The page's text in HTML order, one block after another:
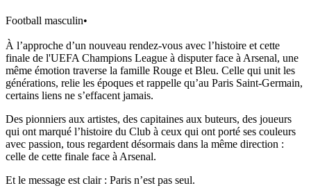
Football masculin•
À l’approche d’un nouveau rendez-vous avec l’histoire et cette
finale de l'UEFA Champions League à disputer face à Arsenal, une
même émotion traverse la famille Rouge et Bleu. Celle qui unit les
générations, relie les époques et rappelle qu’au Paris Saint-Germain,
certains liens ne s’effacent jamais.
Des pionniers aux artistes, des capitaines aux buteurs, des joueurs
qui ont marqué l’histoire du Club à ceux qui ont porté ses couleurs
avec passion, tous regardent désormais dans la même direction :
celle de cette finale face à Arsenal.
Et le message est clair : Paris n’est pas seul.